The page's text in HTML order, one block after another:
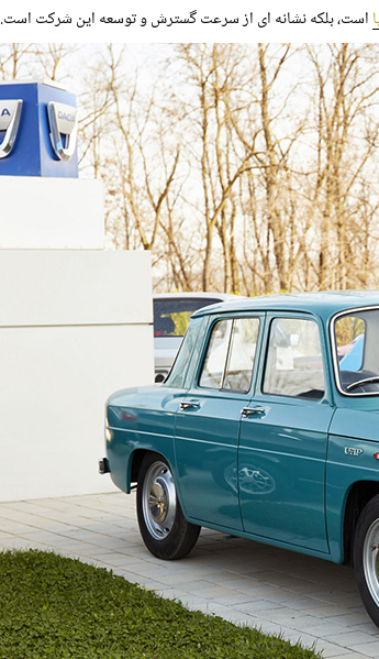
است، بلکه نشانه ای از سرعت گسترش و توسعه این شرکت است.